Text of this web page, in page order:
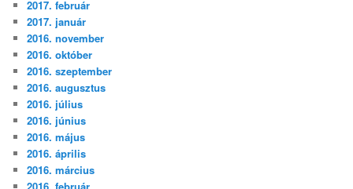
2017. február
2017. január
2016. november
2016. október
2016. szeptember
2016. augusztus
2016. július
2016. június
2016. május
2016. április
2016. március